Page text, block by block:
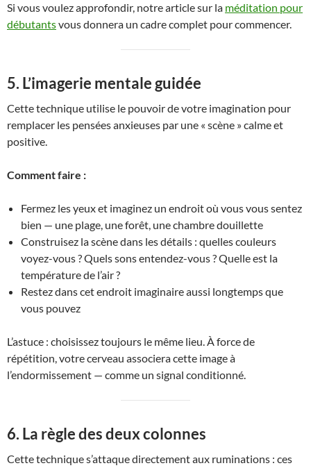
Si vous voulez approfondir, notre article sur la méditation pour
débutantsvous donnera un cadre complet pour commencer.
5. L’imagerie mentale guidée
Cette technique utilise le pouvoir de votre imagination pour
remplacer les pensées anxieuses par une « scène » calme et
positive.
Comment faire :
Fermez les yeux et imaginez un endroit où vous vous sentez
bien — une plage, une forêt, une chambre douillette
Construisez la scène dans les détails : quelles couleurs
voyez-vous ? Quels sons entendez-vous ? Quelle est la
température de l’air ?
Restez dans cet endroit imaginaire aussi longtemps que
vous pouvez
L’astuce : choisissez toujours le même lieu. À force de
répétition, votre cerveau associera cette image à
l’endormissement — comme un signal conditionné.
6. La règle des deux colonnes
Cette technique s’attaque directement aux ruminations : ces